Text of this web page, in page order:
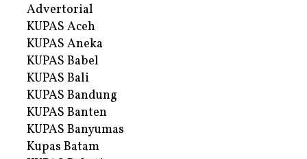
Advertorial
KUPAS Aceh
KUPAS Aneka
KUPAS Babel
KUPAS Bali
KUPAS Bandung
KUPAS Banten
KUPAS Banyumas
Kupas Batam